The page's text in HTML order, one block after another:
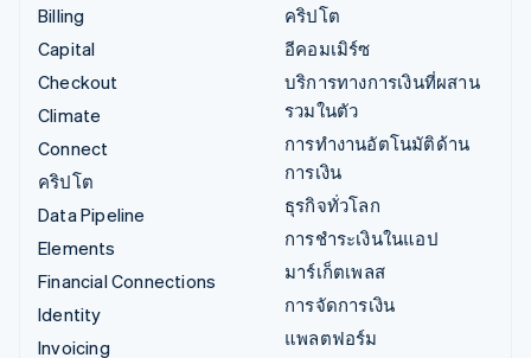
Billing
Capital
Checkout
Climate
Connect
คริปโต
Data Pipeline
Elements
Financial Connections
Identity
Invoicing
คริปโต
อีคอมเมิร์ซ
บริการทางการเงินที่ผสาน
รวมในตัว
การทำงานอัตโนมัติด้าน
การเงิน
ธุรกิจทั่วโลก
การชำระเงินในแอป
มาร์เก็ตเพลส
การจัดการเงิน
แพลตฟอร์ม